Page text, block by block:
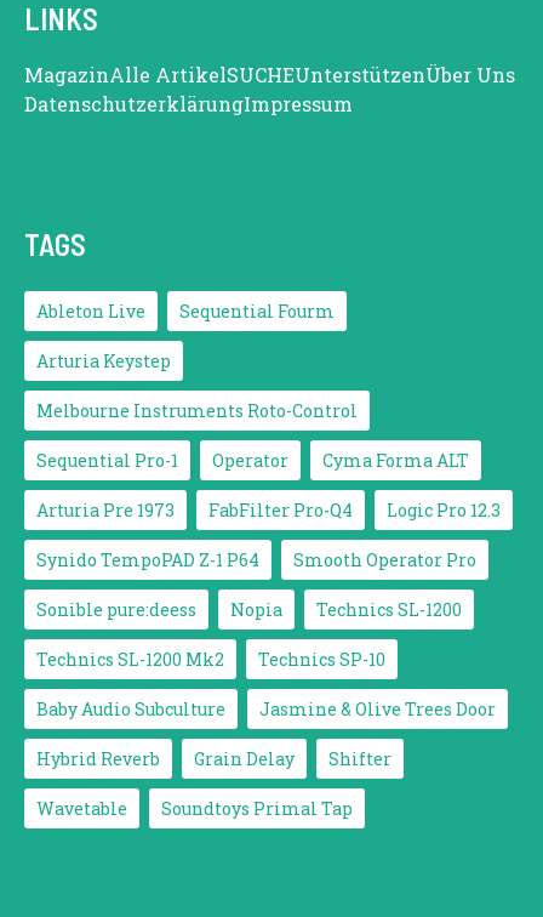
LINKS
MagazinAlle ArtikelSUCHEUnterstützenÜber Uns
DatenschutzerklärungImpressum
TAGS
Ableton Live Sequential Fourm
Arturia Keystep
Melbourne Instruments Roto-Control
Sequential Pro-1 Operator Cyma Forma ALT
Arturia Pre 1973 FabFilter Pro-Q4 Logic Pro 12.3
Synido TempoPAD Z-1 P64 Smooth Operator Pro
Sonible pure:deess Nopia Technics SL-1200
Technics SL-1200 Mk2 Technics SP-10
Baby Audio Subculture Jasmine & Olive Trees Door
Hybrid Reverb Grain Delay Shifter
Wavetable Soundtoys Primal Tap